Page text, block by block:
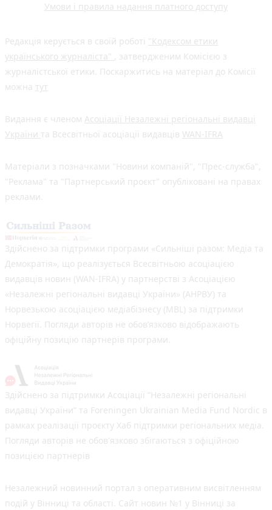
Умови і правила надання платного доступу
Редакція керується в своїй роботі "Кодексом етики
українського журналіста" , затвердженим Комісією з
журналістської етики. Поскаржитись на матеріал до Комісії
можна тут
Видання є членом Асоціації Незалежні регіональні видавці
України та Всесвітньої асоціації видавців WAN-IFRA
Матеріали з позначками "Новини компаній", "Прес-служба",
"Реклама" та "Партнерський проєкт" опубліковані на правах
реклами.
Здійснено за підтримки програми «Сильніші разом: Медіа та
Демократія», що реалізується Всесвітньою асоціацією
видавців новин (WAN-IFRA) у партнерстві з Асоціацією
«Незалежні регіональні видавці України» (АНРВУ) та
Норвезькою асоціацією медіабізнесу (MBL) за підтримки
Норвегії. Погляди авторів не обов’язково відображають
офіційну позицію партнерів програми.
Здійснено за підтримки Асоціації “Незалежні регіональні
видавці України” та Foreningen Ukrainian Media Fund Nordic в
рамках реалізації проєкту Хаб підтримки регіональних медіа.
Погляди авторів не обов'язково збігаються з офіційною
позицією партнерів
Незалежний новинний портал з оперативним висвітленням
подій у Вінниці та області. Сайт новин №1 у Вінниці за